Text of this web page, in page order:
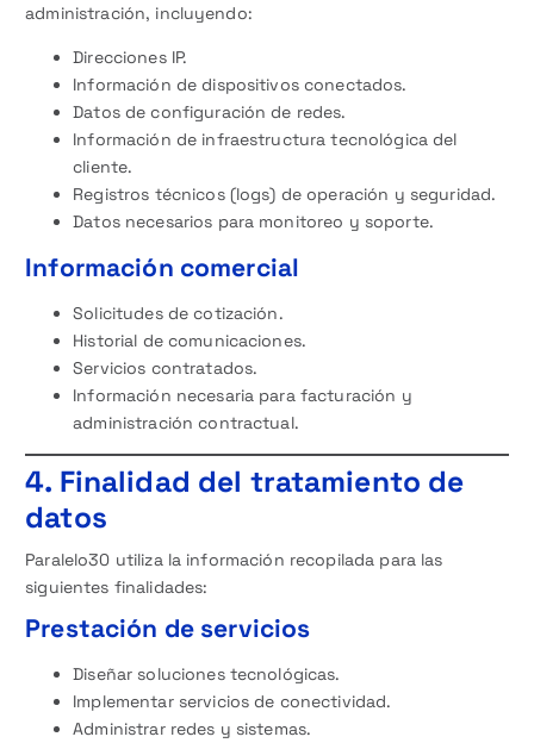
administración, incluyendo:
Direcciones IP.
Información de dispositivos conectados.
Datos de configuración de redes.
Información de infraestructura tecnológica del
cliente.
Registros técnicos (logs) de operación y seguridad.
Datos necesarios para monitoreo y soporte.
Información comercial
Solicitudes de cotización.
Historial de comunicaciones.
Servicios contratados.
Información necesaria para facturación y
administración contractual.
4. Finalidad del tratamiento de
datos
Paralelo30 utiliza la información recopilada para las
siguientes finalidades:
Prestación de servicios
Diseñar soluciones tecnológicas.
Implementar servicios de conectividad.
Administrar redes y sistemas.